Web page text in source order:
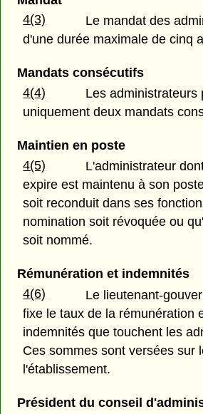
4(3)
Le mandat des
d'une durée maximale de cinq
Mandats consécutifs
4(4)
Les administrateurs
uniquement deux mandats
Maintien en poste
4(5)
L'administrateur
expire est maintenu à son
soit reconduit dans ses
nomination soit révoquée ou
soit nommé.
Rémunération et indemnités
4(6)
Le lieutenant-
fixe le taux de la rémunération
indemnités que touchent les
Ces sommes sont versées sur
l'établissement.
Président du conseil